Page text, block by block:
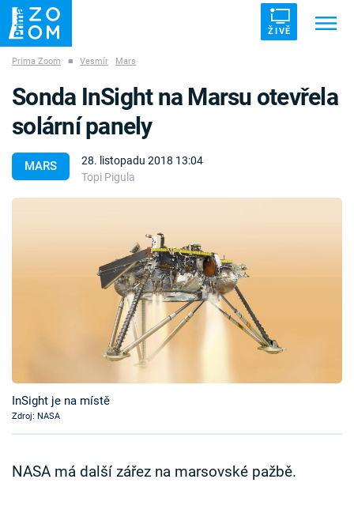
ŽIVĚ
ZÁHADY VETŘELCI DÁVNOVĚKU
Sledujte prima+
Prima Zoom ■ Vesmír Mars
MARS
28. listopadu 2018 13:04
Topi Pigula
Sonda InSight na Marsu otevřela
solární panely
InSight je na místě
Zdroj: NASA
NASA má další zářez na marsovské pažbě.